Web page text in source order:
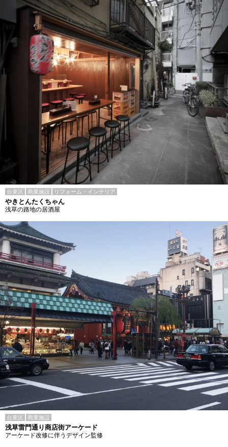
台東区 商業施設 リフォーム・インテリア
やきとんたくちゃん
浅草の路地の居酒屋
台東区 商業施設
浅草雷門通り商店街アーケード
アーケード改修に伴うデザイン監修